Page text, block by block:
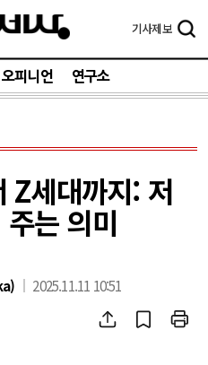
기사제보
오피니언 연구소
세대까지: 저
는 의미
2025.11.11 10:51